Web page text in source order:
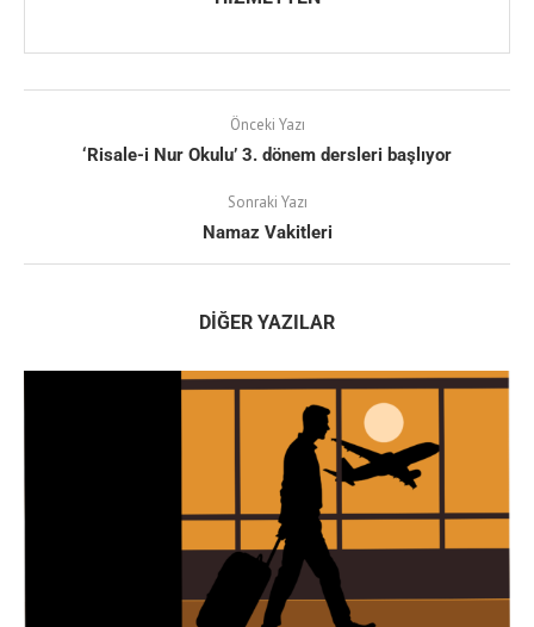
Önceki Yazı
‘Risale-i Nur Okulu’ 3. dönem dersleri başlıyor
Sonraki Yazı
Namaz Vakitleri
DIĞER YAZILAR